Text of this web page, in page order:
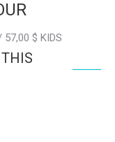
$ KIDS